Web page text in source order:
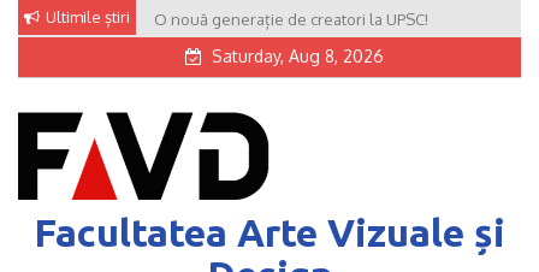
Skip
Ultimile știri O nouă generație de creatori la UPSC!
Saturday, Aug 8, 2026
Facultatea Arte Vizuale și